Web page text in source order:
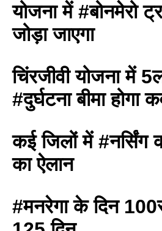
योजना में #बोनमेरो
जोड़ा जाएगा
चिंरजीवी योजना में
#दुर्घटना बीमा होगा
कई जिलों में
का ऐलान
#मनरेगा के दिन